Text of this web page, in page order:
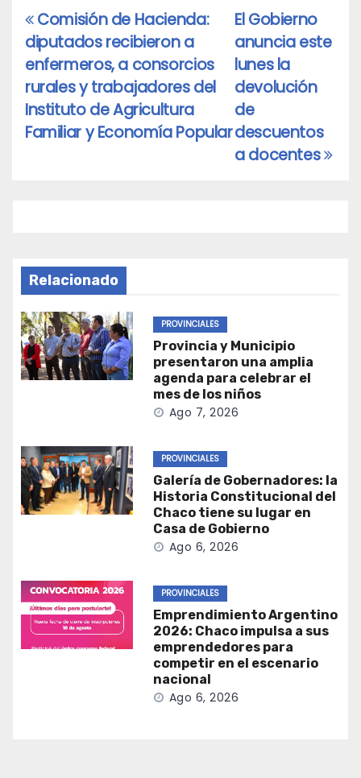
Navegación
de
entradas
El Gobierno
anuncia este
lunes la
devolución
de
descuentos
a docentes
Comisión de Hacienda:
diputados recibieron a
enfermeros, a consorcios
rurales y trabajadores del
Instituto de Agricultura
Familiar y Economía Popular
Relacionado
PROVINCIALES
Provincia y Municipio
presentaron una amplia
agenda para celebrar el
mes de los niños
Ago 7, 2026
PROVINCIALES
Galería de Gobernadores: la
Historia Constitucional del
Chaco tiene su lugar en
Casa de Gobierno
Ago 6, 2026
PROVINCIALES
Emprendimiento Argentino
2026: Chaco impulsa a sus
emprendedores para
competir en el escenario
nacional
Ago 6, 2026